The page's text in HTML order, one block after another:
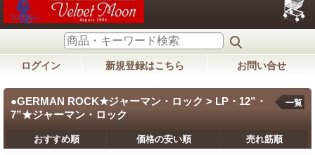
ログイン 新規登録はこちら お問い合せ
●GERMAN ROCK★ジャーマン・ロック > LP・12”・
7”★ジャーマン・ロック
一覧
おすすめ順 価格の安い順 売れ筋順